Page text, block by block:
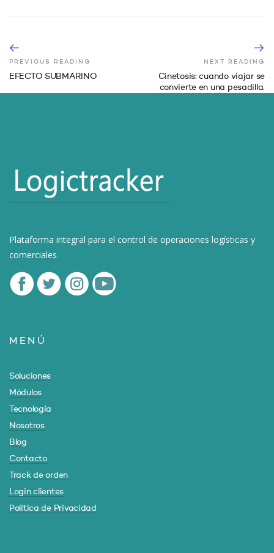
PREVIOUS READING
EFECTO SUBMARINO
NEXT READING
Cinetosis: cuando viajar se
convierte en una pesadilla.
Plataforma integral para el control de operaciones logísticas y
comerciales.
MENÚ
Soluciones
Módulos
Tecnología
Nosotros
Blog
Contacto
Track de orden
Login clientes
Política de Privacidad